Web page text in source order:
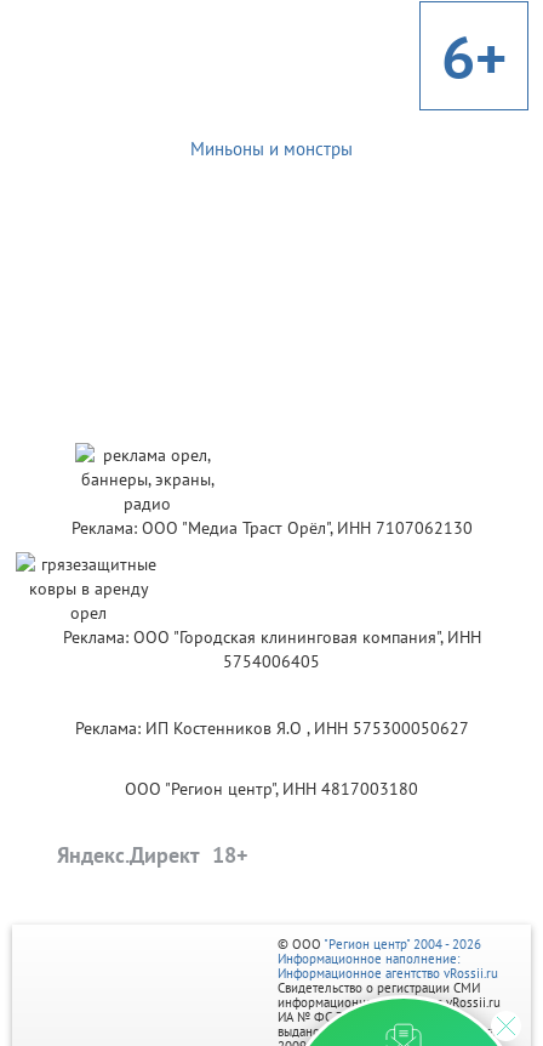
6+
Миньоны и монстры
Реклама: ООО "Медиа Траст Орёл", ИНН 7107062130
Реклама: ООО "Городская клининговая компания", ИНН
5754006405
Реклама: ИП Костенников Я.О , ИНН 575300050627
ООО "Регион центр", ИНН 4817003180
Яндекс.Директ
© ООО "Регион центр" 2004 - 2026
Информационное наполнение:
Информационное агентство vRossii.ru
Свидетельство о регистрации СМИ
информационного агентства vRossii.ru
ИА № ФС 77‑35502
выдано РОСКОМНАДЗОРом 04 марта